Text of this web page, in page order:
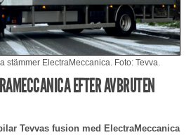
stämmer ElectraMeccanica. Foto: Tevva.
EFTER AVBRUTEN
Tevvas fusion med ElectraMeccanica